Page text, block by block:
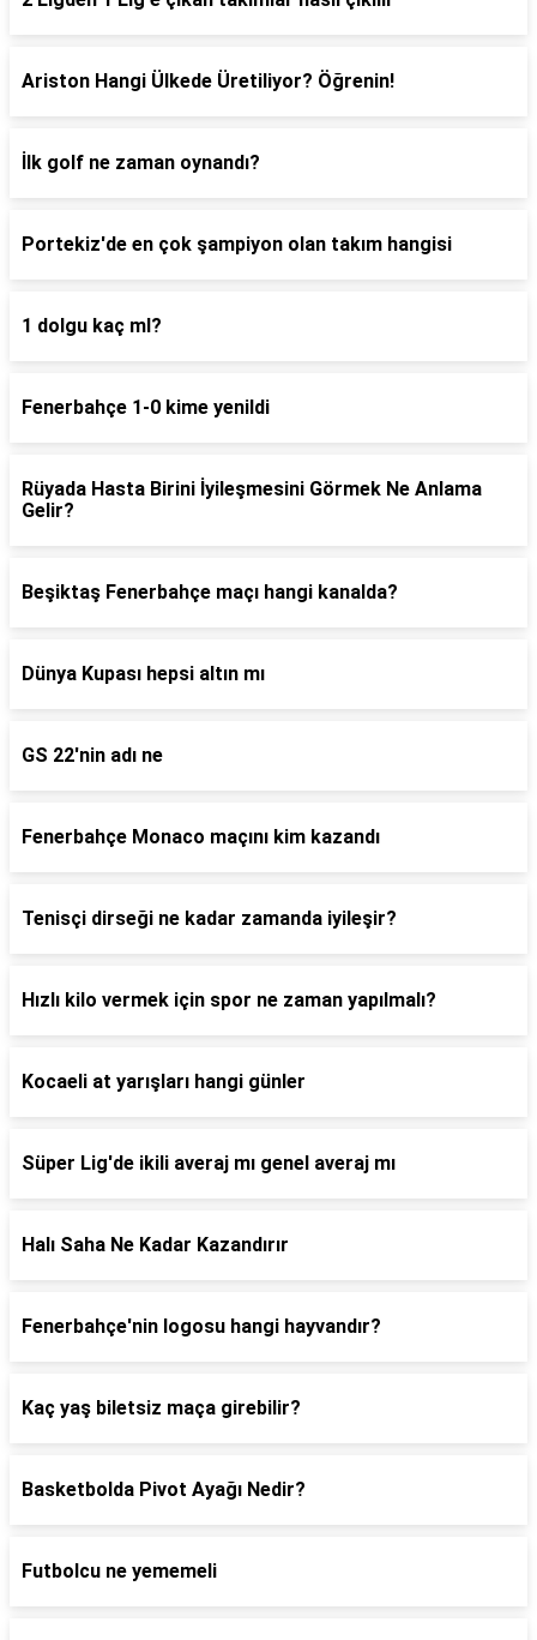
Ariston Hangi Ülkede Üretiliyor? Öğrenin!
İlk golf ne zaman oynandı?
Portekiz'de en çok şampiyon olan takım hangisi
1 dolgu kaç ml?
Fenerbahçe 1-0 kime yenildi
Rüyada Hasta Birini İyileşmesini Görmek Ne Anlama
Gelir?
Beşiktaş Fenerbahçe maçı hangi kanalda?
Dünya Kupası hepsi altın mı
GS 22'nin adı ne
Fenerbahçe Monaco maçını kim kazandı
Tenisçi dirseği ne kadar zamanda iyileşir?
Hızlı kilo vermek için spor ne zaman yapılmalı?
Kocaeli at yarışları hangi günler
Süper Lig'de ikili averaj mı genel averaj mı
Halı Saha Ne Kadar Kazandırır
Fenerbahçe'nin logosu hangi hayvandır?
Kaç yaş biletsiz maça girebilir?
Basketbolda Pivot Ayağı Nedir?
Futbolcu ne yememeli